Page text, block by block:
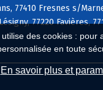
des cookies :
en toute
En savoir plus et
77410 Fresnes s/
77220 Favières,